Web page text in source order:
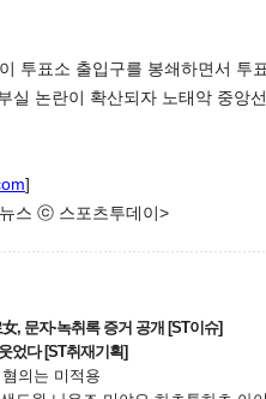
투표소 출입구를 봉쇄하면서 투
실 논란이 확산되자 노태악 중앙
]
스 ⓒ 스포츠투데이>
, 문자·녹취록 증거 공개 [ST이슈]
었다 [ST취재기획]
의는 미적용